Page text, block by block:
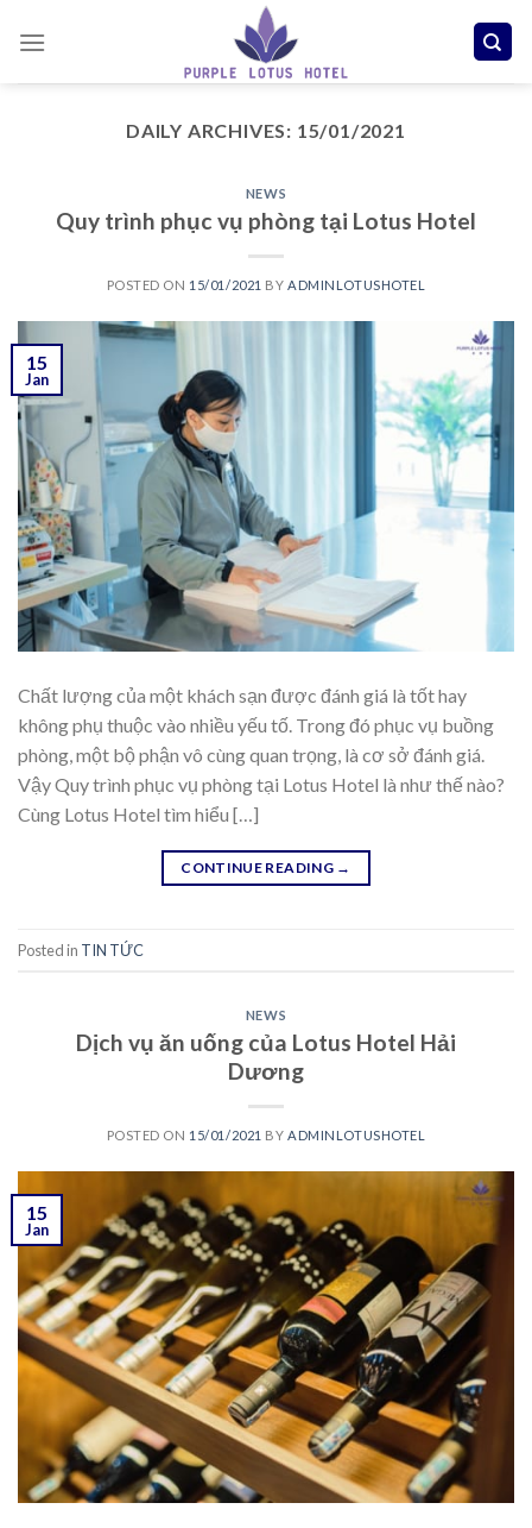
DAILY ARCHIVES: 15/01/2021
NEWS
Quy trình phục vụ phòng tại Lotus Hotel
POSTED ON 15/01/2021 BY ADMINLOTUSHOTEL
15
Jan
Chất lượng của một khách sạn được đánh giá là tốt hay
không phụ thuộc vào nhiều yếu tố. Trong đó phục vụ buồng
phòng, một bộ phận vô cùng quan trọng, là cơ sở đánh giá.
Vậy Quy trình phục vụ phòng tại Lotus Hotel là như thế nào?
Cùng Lotus Hotel tìm hiểu […]
CONTINUE READING →
Posted in TIN TỨC
NEWS
Dịch vụ ăn uống của Lotus Hotel Hải
Dương
POSTED ON 15/01/2021 BYADMINLOTUSHOTEL
15
Jan